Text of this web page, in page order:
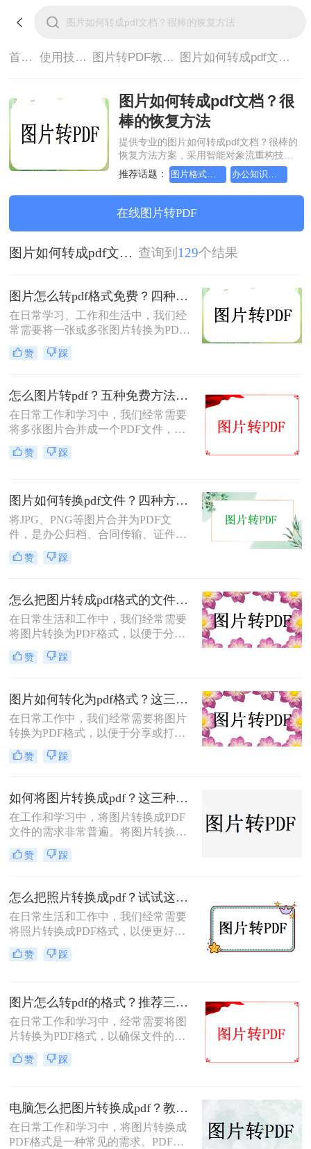
首页> 使用技巧> 图片转PDF教程> 图片如何转成pdf文档？很棒的恢复方法
图片如何转成pdf文档？很
棒的恢复方法
提供专业的图片如何转成pdf文档？很棒的
恢复方法方案，采用智能对象流重构技
术，确保文档1:1高保真还原且排版不乱
码。支持一键批量处理，全链路 SSL 加密
保障隐私安全。助您快速实现图片如何转
成pdf文档？很棒的恢复方法，无需安装，
高效办公。
推荐话题： 图片格式如何转成pdf文档？方法详细解析
在线图片转PDF
图片如何转成pdf文档？很棒的恢复方法 查询到 129个结果
图片怎么转pdf格式免费？四种方法对比与实操指南（附详细表格）!
在日常学习、工作和生活中，我们经
常需要将一张或多张图片转换为PDF
格式，以便于分享、存档或打印。无
论是整理电子相册、提交证件照，还
都十分常见。为了帮你快速选出最适
合自己的转换方式，下表汇总了四种
主流免费方法的核心差异：
赞 踩
怎么图片转pdf？五种免费方法对比与实操指南（附详细表格）！
在日常工作和学习中，我们经常需要
将多张图片合并成一个PDF文件，以
便于分享、存档或打印。无论是制作
电子相册、整理工作截图、提交证件
出最适合自己的转换方式，下表汇总
了五种主流方法的核心差异：
赞 踩
图片如何转换pdf文件？四种方法实测对比，附各场景最优选！
将JPG、PNG等图片合并为PDF文
件，是办公归档、合同传输、证件提
交中经常遇到的需求。但不同方法在
转换质量、操作效率、数据安全方面
模糊、页面错位，甚至隐私泄露。本
文基于实际测试，对比四种主流图片
转PDF方案，按场景给出明确建议，
帮你少走弯路。
赞 踩
怎么把图片转成pdf格式的文件？尝试下面三种方法！
在日常生活和工作中，我们经常需要
将图片转换为PDF格式，以便于分
享、打印或归档。那么怎么把图片转
成pdf格式的文件呢？本文将介绍三种
方法都有其特点和适用场景，您可以
根据自己的需求选择最合适的方式。
赞 踩
图片如何转化为pdf格式？这三个实用指南收好！
在日常工作中，我们经常需要将图片
转换为PDF格式，以便于分享或打
印。那么图片如何转化为pdf格式呢？
本文将介绍三种将图片转化为PDF格
和适用场景，您可以根据自己的需求
选择最合适的方式。
赞 踩
如何将图片转换成pdf？这三种方法帮助你解决问题！
在工作和学习中，将图片转换成PDF
文件的需求非常普遍。将图片转换成
PDF不仅可以方便地整合多张图片，
还可以确保文件格式的一致性和兼容
文将介绍三种常见的图片转PDF方
法。
赞 踩
怎么把照片转换成pdf？试试这三个转换方法！
在日常生活和工作中，我们经常需要
将照片转换成PDF格式，以便更好地
进行分享、存储或打印。那么怎么把
照片转换成pdf呢？本文将介绍三种将
赞 踩
图片怎么转pdf的格式？推荐三种实用的方法！
在日常工作和学习中，经常需要将图
片转换为PDF格式，以确保文件的格
式和排版保持不变，同时方便分享和
传递。那么图片怎么转PDF的格式
赞 踩
电脑怎么把图片转换成pdf？教你4种简单的方法！
在日常工作和学习中，将图片转换成
PDF格式是一种常见的需求。PDF格